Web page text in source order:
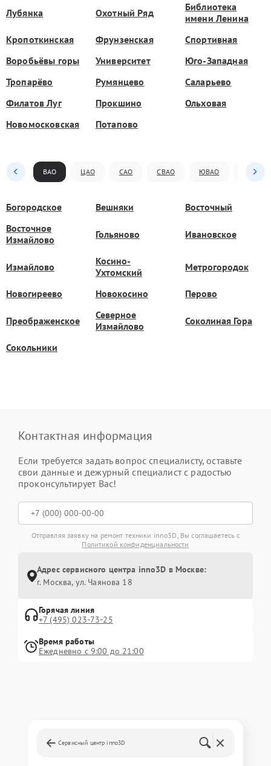
Лубянка Охотный Ряд
Библиотека
имени Ленина
Кропоткинская
Фрунзенская
Спортивная
Воробьёвы горы
Университет
Юго-Западная
Тропарёво
Румянцево
Саларьево
Филатов Луг
Прокшино
Ольховая
Новомосковская
Потапово
ВАО ЦАО САО СВАО ЮВАО ЮАО
Богородское Вешняки
Восточный
Восточное
Измайлово
Гольяново Ивановское
Измайлово
Косино-
Ухтомский
Метрогородок
Новогиреево Новокосино Перово
Преображенское
Северное
Измайлово
Соколиная Гора
Сокольники
Контактная информация
Если требуется задать вопрос специалисту, оставьте
свои данные и дежурный специалист с радостью
проконсультирует Вас!
Отправляя заявку на ремонт техники inno3D, Вы соглашаетесь с
Политикой конфиденциальности
Адрес сервисного центра inno3D в Москве:
г. Москва, ул. Чаянова 18
Горячая линия
+7 (495) 023-73-25
Время работы
Ежедневно с 9:00 до 21:00
Сервисный центр inno3D